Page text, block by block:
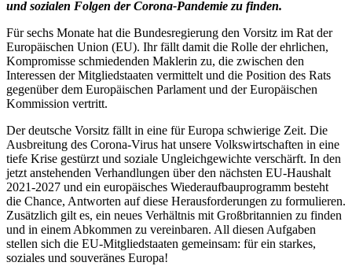
und sozialen Folgen der Corona-Pandemie zu finden.
Für sechs Monate hat die Bundesregierung den Vorsitz im Rat der
Europäischen Union (EU). Ihr fällt damit die Rolle der ehrlichen,
Kompromisse schmiedenden Maklerin zu, die zwischen den
Interessen der Mitgliedstaaten vermittelt und die Position des Rats
gegenüber dem Europäischen Parlament und der Europäischen
Kommission vertritt.
Der deutsche Vorsitz fällt in eine für Europa schwierige Zeit. Die
Ausbreitung des Corona-Virus hat unsere Volkswirtschaften in eine
tiefe Krise gestürzt und soziale Ungleichgewichte verschärft. In den
jetzt anstehenden Verhandlungen über den nächsten EU-Haushalt
2021-2027 und ein europäisches Wiederaufbauprogramm besteht
die Chance, Antworten auf diese Herausforderungen zu formulieren.
Zusätzlich gilt es, ein neues Verhältnis mit Großbritannien zu finden
und in einem Abkommen zu vereinbaren. All diesen Aufgaben
stellen sich die EU-Mitgliedstaaten gemeinsam: für ein starkes,
soziales und souveränes Europa!